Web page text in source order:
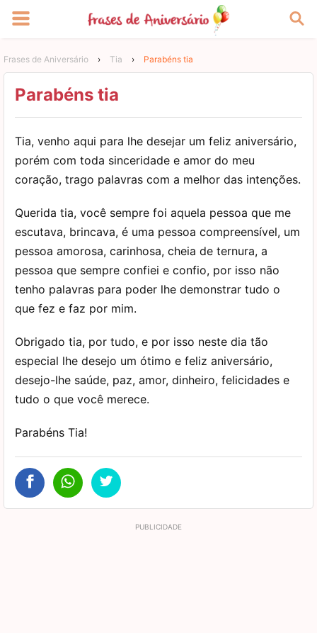
Frases de Aniversário › Tia › Parabéns tia
Parabéns tia
Tia, venho aqui para lhe desejar um feliz aniversário,
porém com toda sinceridade e amor do meu
coração, trago palavras com a melhor das intenções.
Querida tia, você sempre foi aquela pessoa que me
escutava, brincava, é uma pessoa compreensível, um
pessoa amorosa, carinhosa, cheia de ternura, a
pessoa que sempre confiei e confio, por isso não
tenho palavras para poder lhe demonstrar tudo o
que fez e faz por mim.
Obrigado tia, por tudo, e por isso neste dia tão
especial lhe desejo um ótimo e feliz aniversário,
desejo-lhe saúde, paz, amor, dinheiro, felicidades e
tudo o que você merece.
Parabéns Tia!